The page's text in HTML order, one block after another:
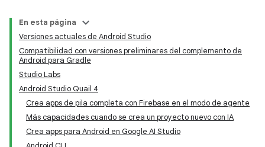
En esta página
Versiones actuales de Android Studio
Compatibilidad con versiones preliminares del complemento de
Android para Gradle
Studio Labs
Android Studio Quail 4
Crea apps de pila completa con Firebase en el modo de agente
Más capacidades cuando se crea un proyecto nuevo con IA
Crea apps para Android en Google AI Studio